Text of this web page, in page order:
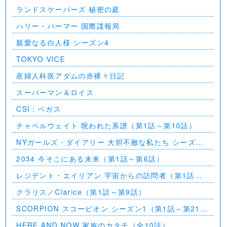
ランドスケーパーズ 秘密の庭
ハリー・パーマー 国際諜報局
親愛なる白人様 シーズン4
TOKYO VICE
産婦人科医アダムの赤裸々日記
スーパーマン＆ロイス
CSI：ベガス
チャペルウェイト 呪われた系譜（第1話～第10話）
NYガールズ・ダイアリー 大胆不敵な私たち シーズン
5（第1話～第2話）
2034 今そこにある未来（第1話～第6話）
レジデント・エイリアン 宇宙からの訪問者（第1話～
第7話）
クラリス／Clarice（第1話～第9話）
SCORPION スコーピオン シーズン1（第1話～第21
話）
HERE AND NOW 家族のカタチ（全10話）